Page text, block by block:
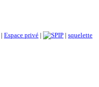
| Espace privé | | squelette